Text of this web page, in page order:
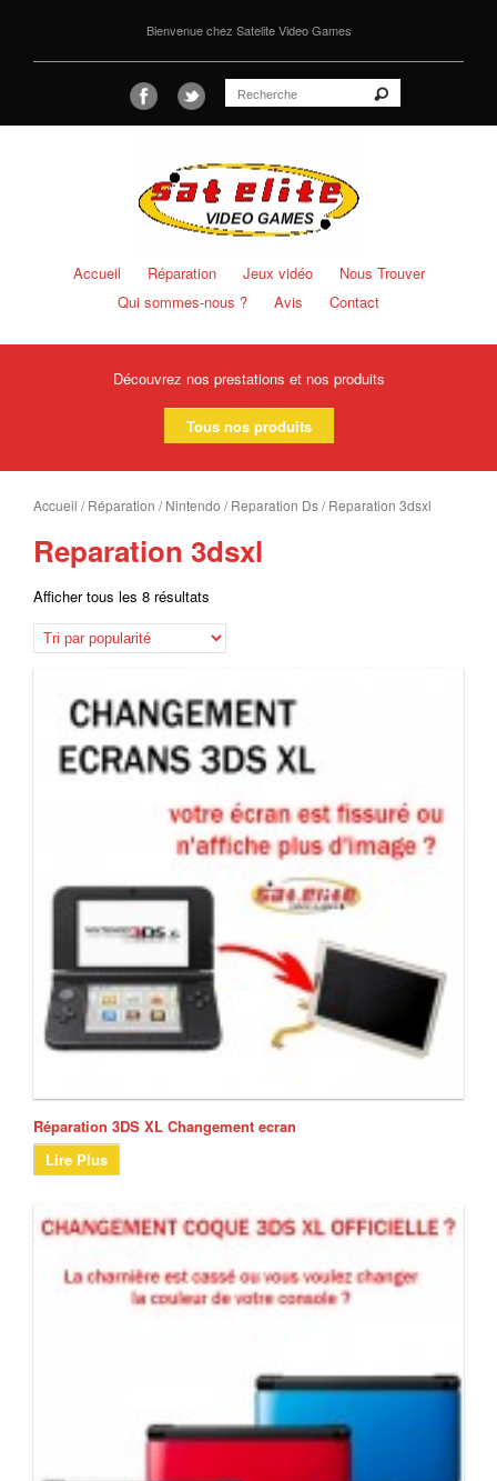
Bienvenue chez Satelite Video Games
Accueil Réparation Jeux vidéo
Nous Trouver
Qui sommes-nous ?
Avis Contact
Découvrez nos prestations et nos produits
Tous nos produits
Accueil /Réparation /Nintendo /Reparation Ds/ Reparation 3dsxl
Reparation 3dsxl
Afficher tous les 8 résultats
Réparation 3DS XL Changement ecran
Lire Plus